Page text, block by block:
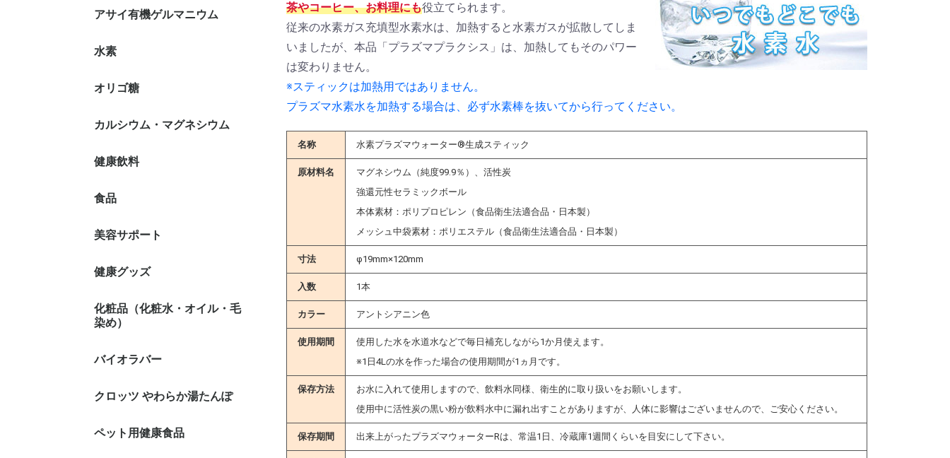
アサイ有機ゲルマニウム
水素
オリゴ糖
カルシウム・マグネシウム
健康飲料 植物発酵エキス
酵素ドリンク
糖鎖栄養素（カタライザー
シークワーサー
ノニ果汁
もろみ酢
健康茶
ミネラルウォーター
食品
美容サポート ミドリムシ（ユーグレナ）
健康グッズ 健康体操DVD
土瓶・土鍋
健康寝具 ヘルスロール
純金 美顔器
玉川の湯
赤外線ホットパック
尿漏れサポートパンツ
化粧品（化粧水・オイル・毛
染め）
エミューオイル
ヨモギ製品
白髪染め
デオドラント
サティスex
バイオラバー Gタイプ／Pタイプ
バイオエスペランサ
メディカルバイオラバー
クロッツ やわらか湯たんぽ
ペット用健康食品
茶やコーヒー、お料理にも役立てられます。
従来の水素ガス充填型水素水は、加熱すると水素ガスが拡散してしま
いましたが、本品「プラズマプラクシス」は、加熱してもそのパワー
は変わりません。
※スティックは加熱用ではありません。
プラズマ水素水を加熱する場合は、必ず水素棒を抜いてから行ってください。
名称 水素プラズマウォーター®生成スティック
原材料名
マグネシウム（純度99.9％）、活性炭
強還元性セラミックボール
本体素材：ポリプロピレン（食品衛生法適合品・日本製）
メッシュ中袋素材：ポリエステル（食品衛生法適合品・日本製）
寸法 φ19mm×120mm
入数 1本
カラー アントシアニン色
使用期間
使用した水を水道水などで毎日補充しながら1か月使えます。
※1日4Lの水を作った場合の使用期間が1ヵ月です。
保存方法
お水に入れて使用しますので、飲料水同様、衛生的に取り扱いをお願いします。
使用中に活性炭の黒い粉が飲料水中に漏れ出すことがありますが、人体に影響はございませんので、ご安心ください。
保存期間 出来上がったプラズマウォーターRは、常温1日、冷蔵庫1週間くらいを目安にして下さい。